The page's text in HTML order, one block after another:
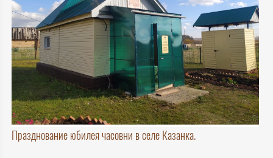
Празднование юбилея часовни в селе Казанка.